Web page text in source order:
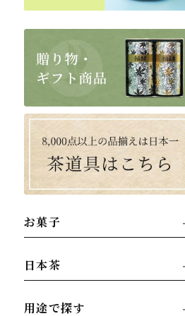
お菓子
日本茶
用途で探す